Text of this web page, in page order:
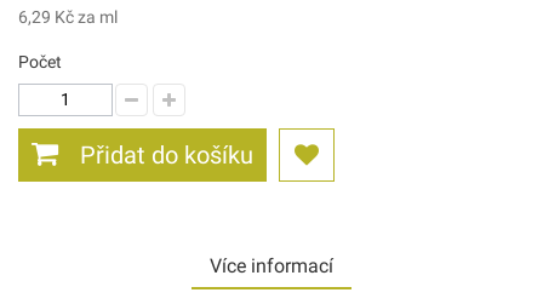
6,29 Kčza ml
Počet
Přidat do košíku
Více informací